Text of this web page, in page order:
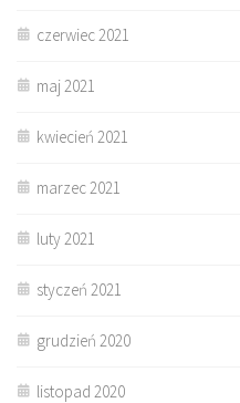
czerwiec 2021
maj 2021
kwiecień 2021
marzec 2021
luty 2021
styczeń 2021
grudzień 2020
listopad 2020